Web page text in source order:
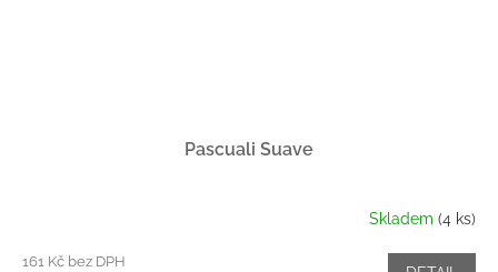
Pascuali Suave
Skladem (4 ks)
161 Kč bez DPH